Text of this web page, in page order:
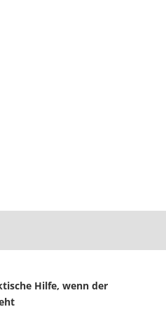
Hilfe, wenn der